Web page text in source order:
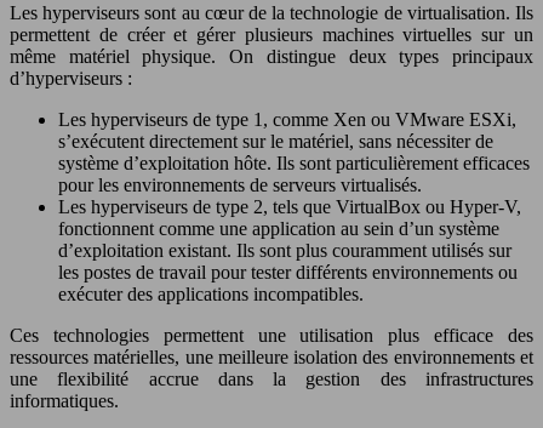
Les hyperviseurs sont au cœur de la technologie de virtualisation. Ils
permettent de créer et gérer plusieurs machines virtuelles sur un
même matériel physique. On distingue deux types principaux
d’hyperviseurs :
Les hyperviseurs de type 1, comme Xen ou VMware ESXi,
s’exécutent directement sur le matériel, sans nécessiter de
système d’exploitation hôte. Ils sont particulièrement efficaces
pour les environnements de serveurs virtualisés.
Les hyperviseurs de type 2, tels que VirtualBox ou Hyper-V,
fonctionnent comme une application au sein d’un système
d’exploitation existant. Ils sont plus couramment utilisés sur
les postes de travail pour tester différents environnements ou
exécuter des applications incompatibles.
Ces technologies permettent une utilisation plus efficace des
ressources matérielles, une meilleure isolation des environnements et
une flexibilité accrue dans la gestion des infrastructures
informatiques.